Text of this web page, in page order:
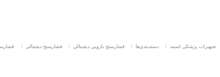
تجهیزات پزشکی اسمد / دسته‌بندی‌ها / فشارسنج بازویی دیجیتالی / فشارسنج دیجیتالی /